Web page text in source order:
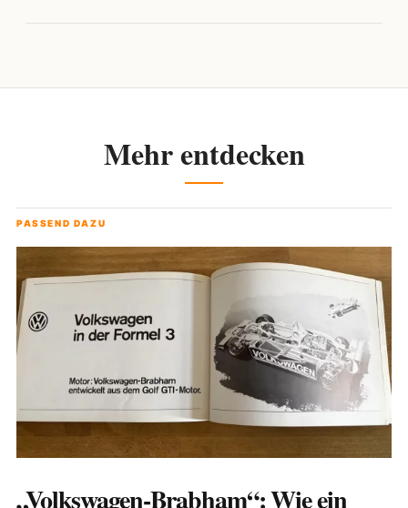
Mehr entdecken
PASSEND DAZU
„Volkswagen-Brabham“: Wie ein